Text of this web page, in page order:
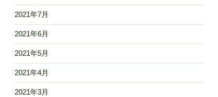
2021年7月
2021年6月
2021年5月
2021年4月
2021年3月